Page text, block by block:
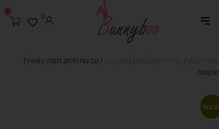
0
0
עמוד הבית / אביזרי מין לגברים / קוק רינג
/ טבעות חיזוק זקפה Trinity
שקופות